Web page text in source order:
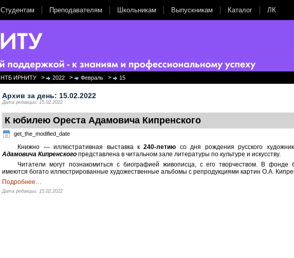
Студентам Преподавателям Школьникам Выпускникам Каталог ЛК
НТБ ИРНИТУ > 2022 > Февраль > 15
Архив за день: 15.02.2022
Дата редакции: 15.02.2022
К юбилею Ореста Адамовича Кипренского
get_the_modified_date
Книжно — иллюстративная выставка к240-летию со дня рождения русского
Адамовича Кипренского представлена в читальном зале литературы по культуре и искусству.
Читатели могут познакомиться с биографией живописца, с его творчеством. В фонде
имеются богато иллюстрированные художественные альбомы с репродукциями картин О.А.
Подробнее…
Дата редакции: 15.02.2022